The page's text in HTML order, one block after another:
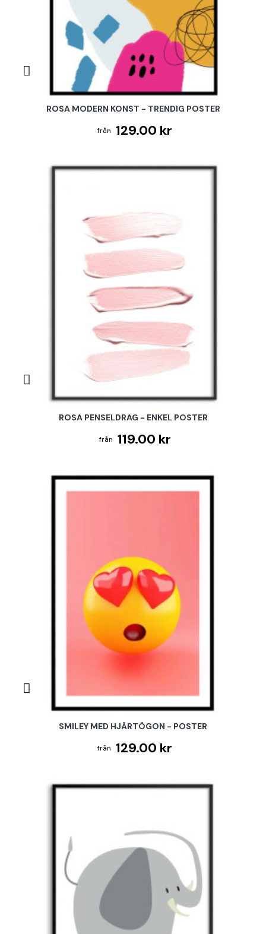
ROSA MODERN KONST - TRENDIG POSTER
129.00 kr
ROSA PENSELDRAG - ENKEL POSTER
119.00 kr
SMILEY MED HJÄRTÖGON - POSTER
129.00 kr